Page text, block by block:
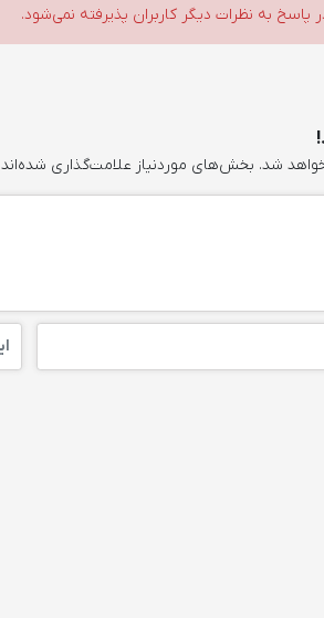
پاسخ به نظرات دیگر کاربران پذیرفته نمی‌شود.
شد. بخش‌های موردنیاز علامت‌گذاری شده‌اند